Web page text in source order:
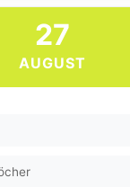
27
AUGUST